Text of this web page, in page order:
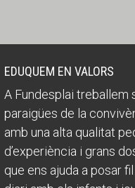
EDUQUEM EN VALORS
A Fundesplai treballem
paraigües de la
amb una alta qualitat
d’experiència i grans
que ens ajuda a posar